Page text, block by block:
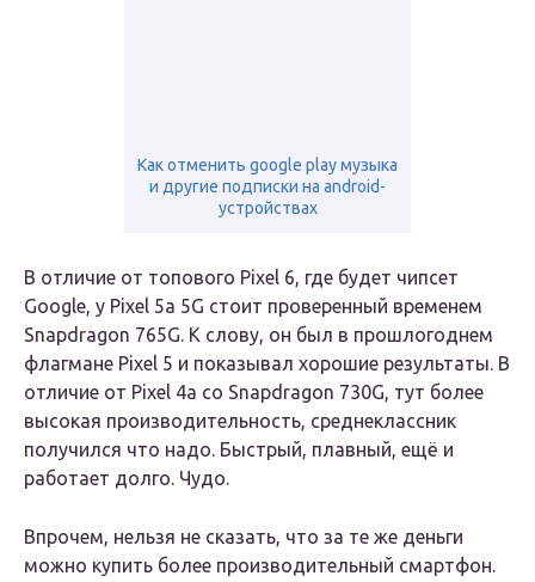
Как отменить google play музыка
и другие подписки на android-
устройствах
В отличие от топового Pixel 6, где будет чипсет
Google, у Pixel 5a 5G стоит проверенный временем
Snapdragon 765G. К слову, он был в прошлогоднем
флагмане Pixel 5 и показывал хорошие результаты. В
отличие от Pixel 4a со Snapdragon 730G, тут более
высокая производительность, среднеклассник
получился что надо. Быстрый, плавный, ещё и
работает долго. Чудо.
Впрочем, нельзя не сказать, что за те же деньги
можно купить более производительный смартфон.